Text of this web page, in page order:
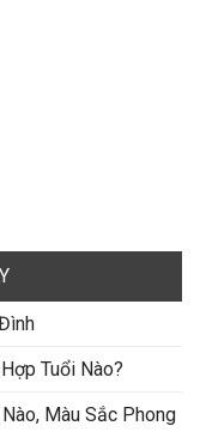
Tuổi Nào?
Màu Sắc Phong